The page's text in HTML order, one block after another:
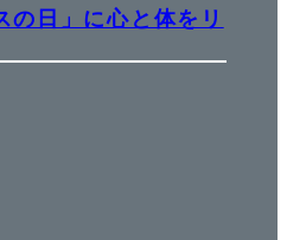
の日」に心と体をリ